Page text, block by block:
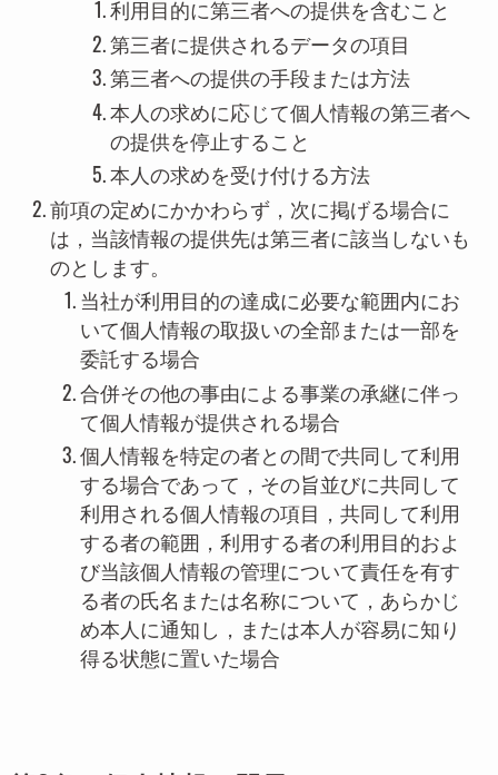
利用目的に第三者への提供を含むこと
第三者に提供されるデータの項目
第三者への提供の手段または方法
本人の求めに応じて個人情報の第三者へ
の提供を停止すること
本人の求めを受け付ける方法
前項の定めにかかわらず，次に掲げる場合に
は，当該情報の提供先は第三者に該当しないも
のとします。
当社が利用目的の達成に必要な範囲内にお
いて個人情報の取扱いの全部または一部を
委託する場合
合併その他の事由による事業の承継に伴っ
て個人情報が提供される場合
個人情報を特定の者との間で共同して利用
する場合であって，その旨並びに共同して
利用される個人情報の項目，共同して利用
する者の範囲，利用する者の利用目的およ
び当該個人情報の管理について責任を有す
る者の氏名または名称について，あらかじ
め本人に通知し，または本人が容易に知り
得る状態に置いた場合